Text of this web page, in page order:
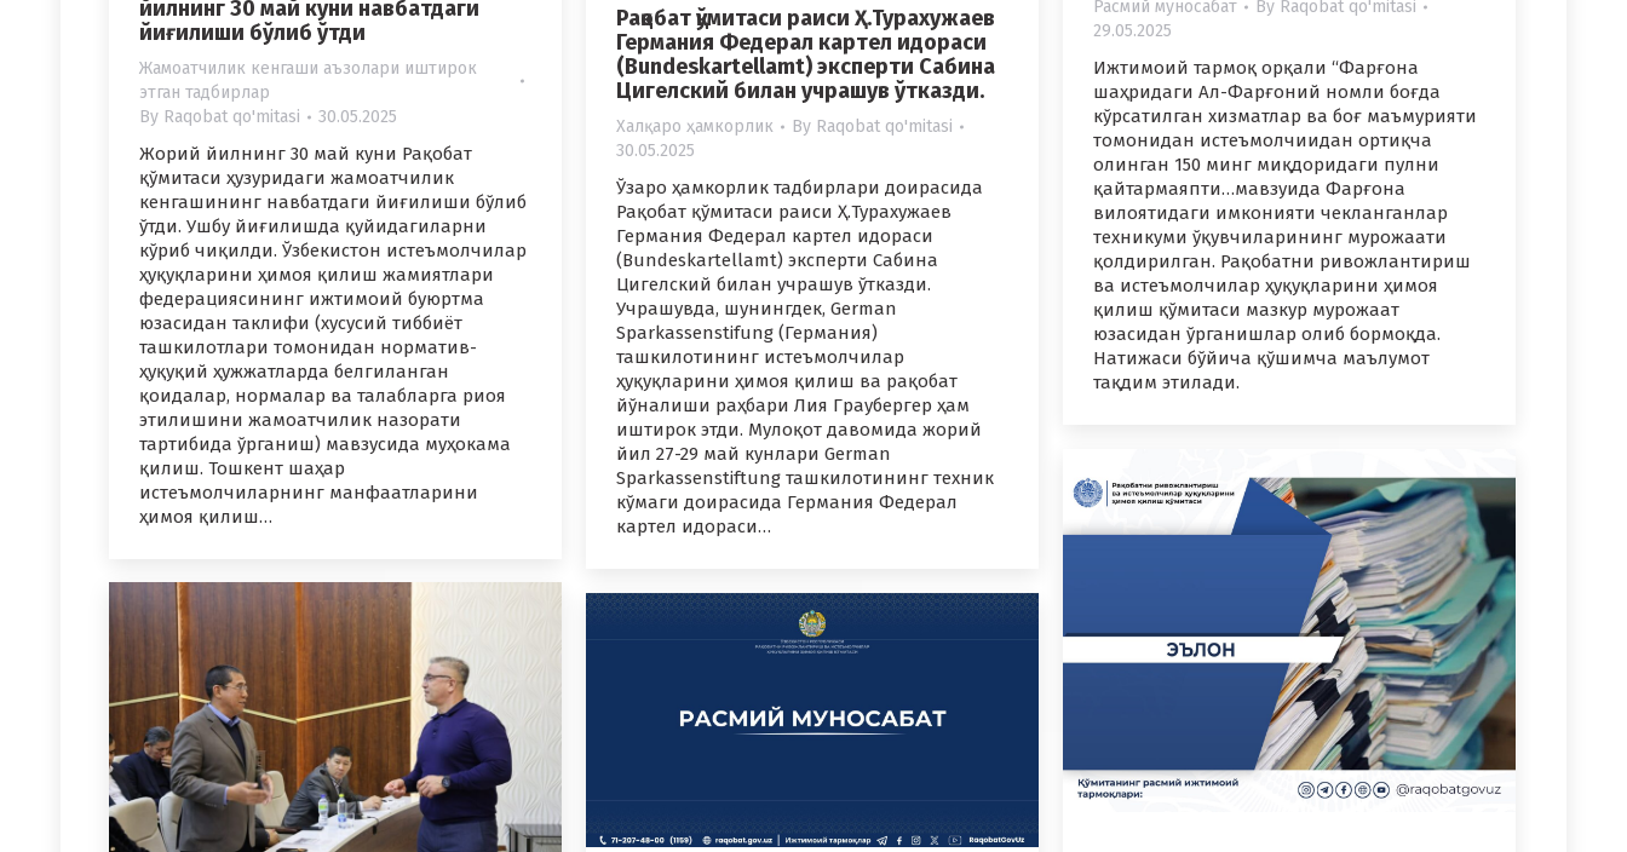
йилнинг 30 май куни навбатдаги
йиғилиши бўлиб ўтди
Жамоатчилик кенгаши аъзолари иштирок
этган тадбирлар
By Raqobat qo'mitasi 30.05.2025
Жорий йилнинг 30 май куни Рақобат
қўмитаси ҳузуридаги жамоатчилик
кенгашининг навбатдаги йиғилиши бўлиб
ўтди. Ушбу йиғилишда қуйидагиларни
кўриб чиқилди. Ўзбекистон истеъмолчилар
ҳуқуқларини ҳимоя қилиш жамиятлари
федерациясининг ижтимоий буюртма
юзасидан таклифи (хусусий тиббиёт
ташкилотлари томонидан норматив-
ҳуқуқий ҳужжатларда белгиланган
қоидалар, нормалар ва талабларга риоя
этилишини жамоатчилик назорати
тартибида ўрганиш) мавзусида муҳокама
қилиш. Тошкент шаҳар
истеъмолчиларнинг манфаатларини
ҳимоя қилиш…
Рақобат қўмитаси раиси Ҳ.Турахужаев
Германия Федерал картел идораси
(Bundeskartellamt) эксперти Сабина
Цигелский билан учрашув ўтказди.
Халқаро ҳамкорлик By Raqobat qo'mitasi
30.05.2025
Ўзаро ҳамкорлик тадбирлари доирасида
Рақобат қўмитаси раиси Ҳ.Турахужаев
Германия Федерал картел идораси
(Bundeskartellamt) эксперти Сабина
Цигелский билан учрашув ўтказди.
Учрашувда, шунингдек, German
Sparkassenstifung (Германия)
ташкилотининг истеъмолчилар
ҳуқуқларини ҳимоя қилиш ва рақобат
йўналиши раҳбари Лия Граубергер ҳам
иштирок этди. Мулоқот давомида жорий
йил 27-29 май кунлари German
Sparkassenstiftung ташкилотининг техник
кўмаги доирасида Германия Федерал
картел идораси…
Расмий муносабат By Raqobat qo'mitasi
29.05.2025
Ижтимоий тармоқ орқали “Фарғона
шаҳридаги Ал-Фарғоний номли боғда
кўрсатилган хизматлар ва боғ маъмурияти
томонидан истеъмолчиидан ортиқча
олинган 150 минг миқдоридаги пулни
қайтармаяпти…мавзуида Фарғона
вилоятидаги имконияти чекланганлар
техникуми ўқувчиларининг мурожаати
қолдирилган. Рақобатни ривожлантириш
ва истеъмолчилар ҳуқуқларини ҳимоя
қилиш қўмитаси мазкур мурожаат
юзасидан ўрганишлар олиб бормоқда.
Натижаси бўйича қўшимча маълумот
тақдим этилади.